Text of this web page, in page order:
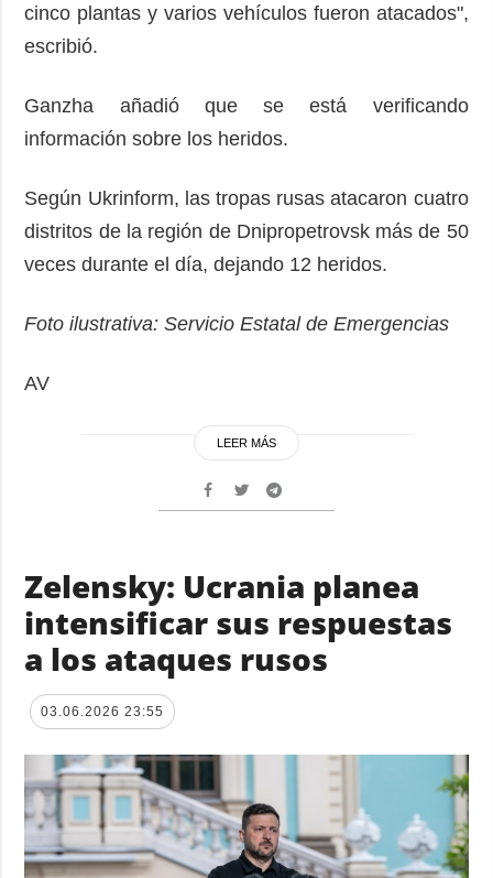
cinco plantas y varios vehículos fueron atacados",
escribió.
Ganzha añadió que se está verificando
información sobre los heridos.
Según Ukrinform, las tropas rusas atacaron cuatro
distritos de la región de Dnipropetrovsk más de 50
veces durante el día, dejando 12 heridos.
Foto ilustrativa: Servicio Estatal de Emergencias
AV
LEER MÁS
Zelensky: Ucrania planea
intensificar sus respuestas
a los ataques rusos
03.06.2026 23:55